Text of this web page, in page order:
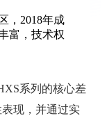
，2018年成
富，技术权
系列的核心差
现，并通过实